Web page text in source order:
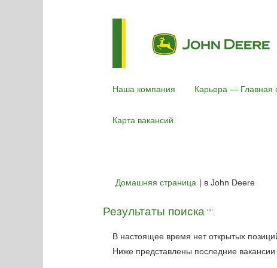
Наша компания Карьера — Главная
Карта вакансий
Домашняя страница | в John Deere
Результаты поиска "".
В настоящее время нет открытых
Ниже представлены последние